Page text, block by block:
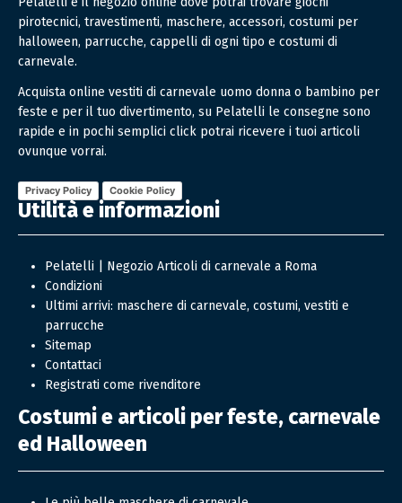
pirotecnici, travestimenti, maschere, accessori, costumi per
halloween, parrucche, cappelli di ogni tipo e costumi di
carnevale.
Acquista online vestiti di carnevale uomo donna o bambino per
feste e per il tuo divertimento, su Pelatelli le consegne sono
rapide e in pochi semplici click potrai ricevere i tuoi articoli
ovunque vorrai.
Privacy Policy Cookie Policy
Utilità e informazioni
Pelatelli | Negozio Articoli di carnevale a Roma
Condizioni
Ultimi arrivi: maschere di carnevale, costumi, vestiti e
parrucche
Sitemap
Contattaci
Registrati come rivenditore
Costumi e articoli per feste, carnevale
ed Halloween